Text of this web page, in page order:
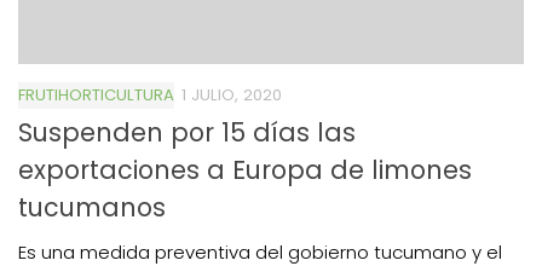
FRUTIHORTICULTURA 1 JULIO, 2020
Suspenden por 15 días las
exportaciones a Europa de limones
tucumanos
Es una medida preventiva del gobierno tucumano y el